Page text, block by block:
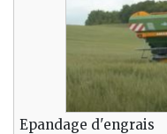
Epandage d'engrais